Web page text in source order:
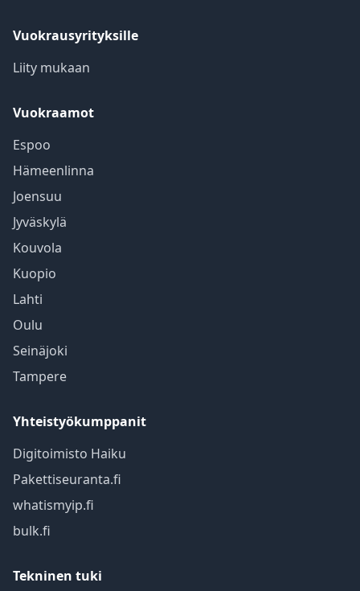
Vuokrausyrityksille
Liity mukaan
Vuokraamot
Espoo
Hämeenlinna
Joensuu
Jyväskylä
Kouvola
Kuopio
Lahti
Oulu
Seinäjoki
Tampere
Yhteistyökumppanit
Digitoimisto Haiku
Pakettiseuranta.fi
whatismyip.fi
bulk.fi
Tekninen tuki